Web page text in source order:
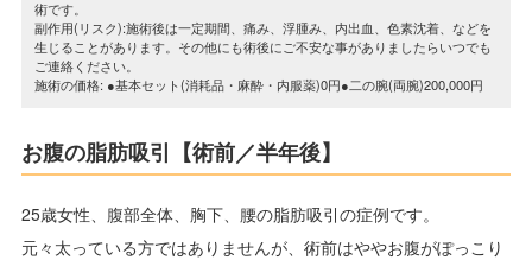
術です。
副作用(リスク):施術後は一定期間、痛み、浮腫み、内出血、色素沈着、などを
生じることがあります。その他にも術後にご不安な事がありましたらいつでも
ご連絡ください。
施術の価格: ●基本セット(消耗品・麻酔・内服薬)0円●二の腕(両腕)200,000円
お腹の脂肪吸引【術前／半年後】
25歳女性、腹部全体、胸下、腰の脂肪吸引の症例です。
元々太っている方ではありませんが、術前はややお腹がぽっこり